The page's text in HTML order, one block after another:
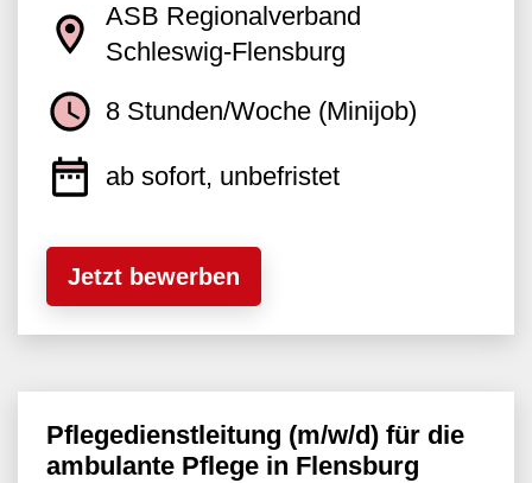
ASB Regionalverband
Schleswig-Flensburg
8 Stunden/Woche (Minijob)
ab sofort, unbefristet
Jetzt bewerben
Pflegedienstleitung (m/w/d) für die
ambulante Pflege in Flensburg